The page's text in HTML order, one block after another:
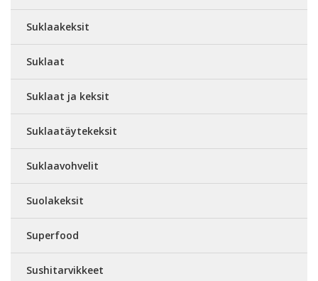
Suklaakeksit
Suklaat
Suklaat ja keksit
Suklaatäytekeksit
Suklaavohvelit
Suolakeksit
Superfood
Sushitarvikkeet